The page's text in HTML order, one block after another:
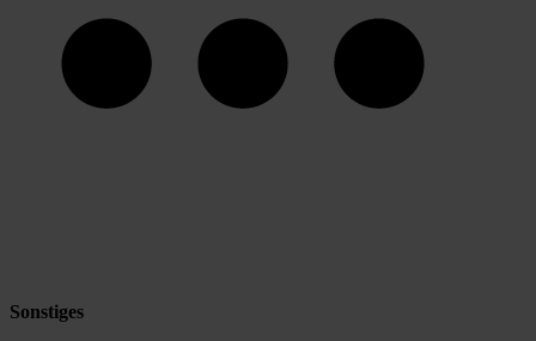
Sonstiges